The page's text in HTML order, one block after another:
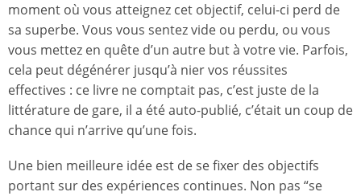
moment où vous atteignez cet objectif, celui-ci perd de
sa superbe. Vous vous sentez vide ou perdu, ou vous
vous mettez en quête d’un autre but à votre vie. Parfois,
cela peut dégénérer jusqu’à nier vos réussites
effectives : ce livre ne comptait pas, c’est juste de la
littérature de gare, il a été auto-publié, c’était un coup de
chance qui n’arrive qu’une fois.
Une bien meilleure idée est de se fixer des objectifs
portant sur des expériences continues. Non pas “se